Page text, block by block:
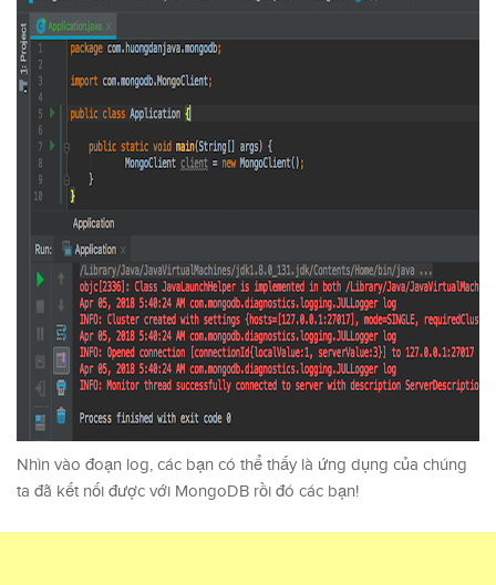
Nhìn vào đoạn log, các bạn có thể thấy là ứng dụng của chúng
ta đã kết nối được với MongoDB rồi đó các bạn!